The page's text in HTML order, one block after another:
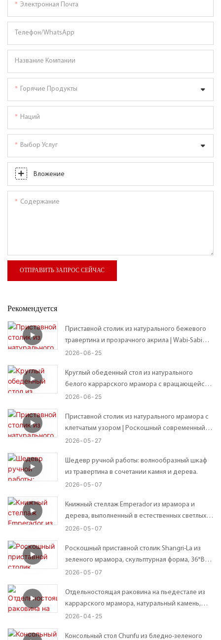
Электронная Почта
Телефон/WhatsApp
Название Компании
Горячие Продукты
Наций
Выбор Услуг
Вложение
Содержание
ОТПРАВИТЬ ЗАПРОС СЕЙЧАС
Рекомендуется
Приставной столик из натурального бежевого
травертина и прозрачного акрила | Wabi-Sabi
Custom Organic Неправильной формы
размеры
2026 06 25
Круглый обеденный стол из натурального
белого каррарского мрамора с вращающейся
подставкой Lazy Susan.
2026 06 25
Приставной столик из натурального мрамора с
клетчатым узором | Роскошный современный
приставной столик – 41*41*В56 см
2026 05 27
Шедевр ручной работы: волнообразный шкаф
из травертина в сочетании камня и дерева.
2026 05 07
Книжный стеллаж Emperador из мрамора и
дерева, выполненный в естественных светлых и
темных тонах, в современном стиле, с открытой
2026 05 07
Роскошный приставной столик Shangri-La из
зеленого мрамора, скульптурная форма, 36*В45
см.
2026 05 07
Отдельностоящая раковина на пьедестале из
каррарского мрамора, натуральный камень,
эффектный элемент декора для ванной
2026 04 25
Консольный стол Chunfu из бледно-зеленого